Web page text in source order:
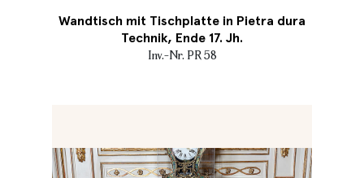
Wandtisch mit Tischplatte in Pietra dura
Technik, Ende 17. Jh.
Inv.-Nr. PR 58